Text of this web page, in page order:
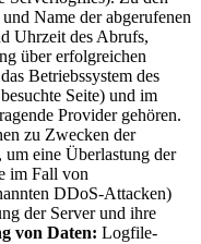
Name der abgerufenen
Uhrzeit des Abrufs,
über erfolgreichen
Betriebssystem des
Seite) und im
Provider gehören.
zu Zwecken der
um eine Überlastung der
im Fall von
DDoS-Attacken)
der Server und ihre
von Daten: Logfile-